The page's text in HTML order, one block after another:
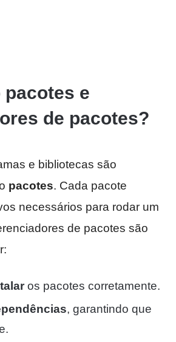
pacotes e
de pacotes?
e bibliotecas são
pacotes. Cada pacote
necessários para rodar um
de pacotes são
os pacotes corretamente.
, garantindo que